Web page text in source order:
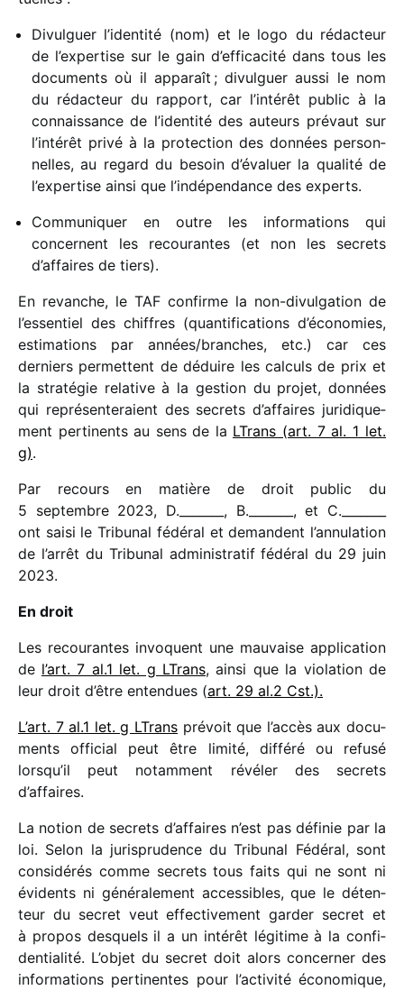
Divulguer l’identité (nom) et le logo du rédac­teur
de l’expertise sur le gain d’efficacité dans tous les
docu­ments où il appa­raît ; divul­guer aussi le nom
du rédac­teur du rapport, car l’intérêt public à la
connais­sance de l’identité des auteurs prévaut sur
l’intérêt privé à la protec­tion des données person­
nelles, au regard du besoin d’évaluer la qualité de
l’expertise ainsi que l’indépendance des experts.
Communiquer en outre les infor­ma­tions qui
concernent les recou­rantes (et non les secrets
d’affaires de tiers).
En revanche, le TAF confirme la non-divul­ga­tion de
l’essentiel des chiffres (quan­ti­fi­ca­tions d’économies,
esti­ma­tions par années/​branches, etc.) car ces
derniers permettent de déduire les calculs de prix et
la stra­té­gie rela­tive à la gestion du projet, données
qui repré­sen­te­raient des secrets d’affaires juri­di­que­
ment perti­nents au sens de la LTrans (art. 7 al. 1 let.
g).
Par recours en matière de droit public du
5 septembre 2023, D._______, B._______, et C._______
ont saisi le Tribunal fédé­ral et demandent l’annulation
de l’arrêt du Tribunal admi­nis­tra­tif fédé­ral du 29 juin
2023.
En droit
Les recou­rantes invoquent une mauvaise appli­ca­tion
de l’art. 7 al.1 let. g LTrans, ainsi que la viola­tion de
leur droit d’être enten­dues (art. 29 al.2 Cst.).
L’art. 7 al.1 let. g LTrans prévoit que l’accès aux docu­
ments offi­cial peut être limité, différé ou refusé
lorsqu’il peut notam­ment révé­ler des secrets
d’affaires.
La notion de secrets d’affaires n’est pas défi­nie par la
loi. Selon la juris­pru­dence du Tribunal Fédéral, sont
consi­dé­rés comme secrets tous faits qui ne sont ni
évidents ni géné­ra­le­ment acces­sibles, que le déten­
teur du secret veut effec­ti­ve­ment garder secret et
à propos desquels il a un inté­rêt légi­time à la confi­
den­tia­lité. L’objet du secret doit alors concer­ner des
infor­ma­tions perti­nentes pour l’activité écono­mique,